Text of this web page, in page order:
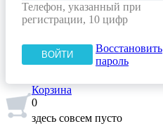
Телефон, указанный при
регистрации, 10 цифр
Восстановить
пароль
Корзина
0
здесь совсем пусто